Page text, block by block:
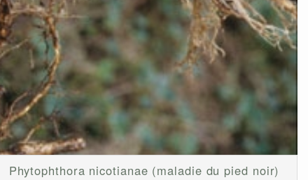
Phytophthora nicotianae (maladie du pied noir)